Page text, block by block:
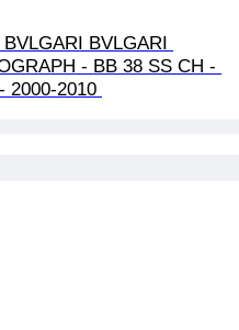
BVLGARI
- BB 38 SS CH -
2000-2010